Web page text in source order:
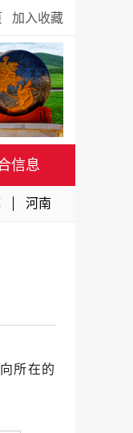
加入收藏
信息
河南
所在的